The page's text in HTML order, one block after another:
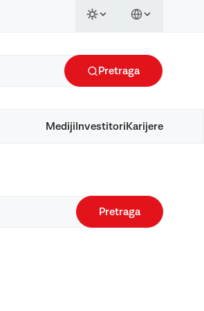
Pretraga
Mediji Investitori Karijere
Pretraga